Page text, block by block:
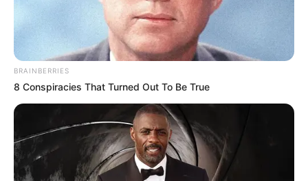
BRAINBERRIES
8 Conspiracies That Turned Out To Be True